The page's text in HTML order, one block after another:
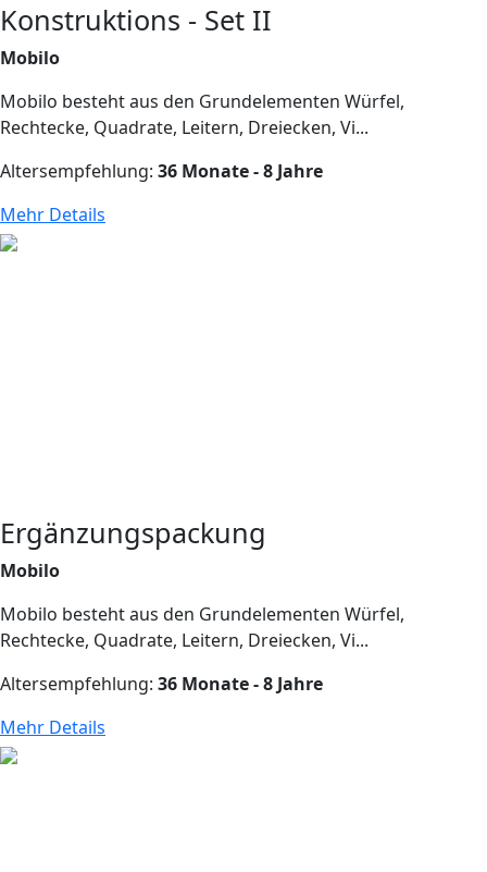
Konstruktions - Set II
Mobilo
Mobilo besteht aus den Grundelementen Würfel,
Rechtecke, Quadrate, Leitern, Dreiecken, Vi...
Altersempfehlung: 36 Monate - 8 Jahre
Mehr Details
Ergänzungspackung
Mobilo
Mobilo besteht aus den Grundelementen Würfel,
Rechtecke, Quadrate, Leitern, Dreiecken, Vi...
Altersempfehlung: 36 Monate - 8 Jahre
Mehr Details